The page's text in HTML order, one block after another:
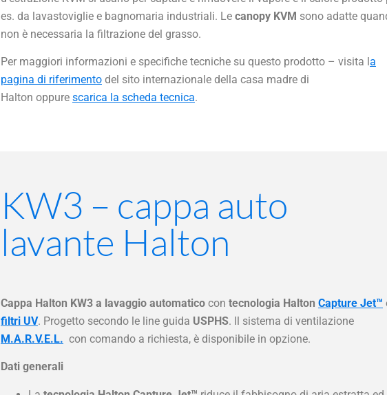
es. da lavastoviglie e bagnomaria industriali. Lecanopy KVM sono adatte
non è necessaria la filtrazione del grasso.
Per maggiori informazioni e specifiche tecniche su questo prodotto – visita l a
pagina di riferimentodel sito internazionale della casa madre di
Halton oppure scarica la scheda tecnica.
KW3 – cappa auto
lavante Halton
Cappa Halton KW3 a lavaggio automatico con tecnologia Halton Capture Jet™
filtri UV. Progetto secondo le line guida USPHS. Il sistema di ventilazione
M.A.R.V.E.L. con comando a richiesta, è disponibile in opzione.
Dati generali